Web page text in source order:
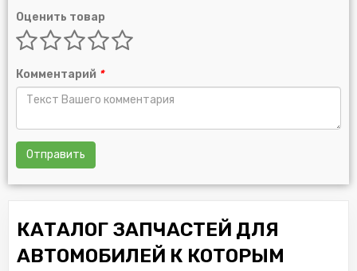
Оценить товар
Комментарий *
Отправить
КАТАЛОГ ЗАПЧАСТЕЙ ДЛЯ
АВТОМОБИЛЕЙ К КОТОРЫМ